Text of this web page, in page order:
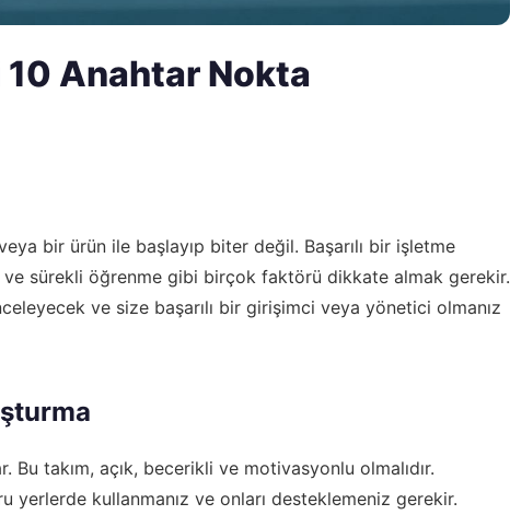
10 Anahtar Nokta
bir ürün ile başlayıp biter değil. Başarılı bir işletme
sürekli öğrenme gibi birçok faktörü dikkate almak gerekir.
ve size başarılı bir girişimci veya yönetici olmanız
Bu takım, açık, becerikli ve motivasyonlu olmalıdır.
kullanmanız ve onları desteklemeniz gerekir.